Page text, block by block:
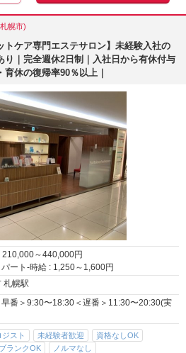
幌市)
トケア専門エステサロン】未経験入社の
｜完全週休2日制｜入社日から有休付与
育休の復帰率90％以上｜
210,000～440,000円
ート-時給 : 1,250～ 1,600円
札幌駅
早番＞9:30〜18:30＜遅番＞11:30〜20:30(実
スト 未経験者歓迎
資格なしOK
ブランクOK ノルマなし